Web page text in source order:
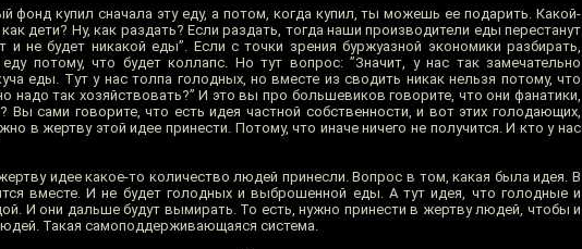
фонд купил сначала эту еду, а потом, когда купил, ты можешь ее подарить. Какой-
дети? Ну, как раздать? Если раздать, тогда наши производители еды перестанут
не будет никакой еды”. Если с точки зрения буржуазной экономики разбирать,
потому, что будет коллапс. Но тут вопрос: ”Значит, у нас так замечательно
еды. Тут у нас толпа голодных, но вместе из сводить никак нельзя потому, что
надо так хозяйствовать?” И это вы про большевиков говорите, что они фанатики,
сами говорите, что есть идея частной собственности, и вот этих голодающих,
в жертву этой идее принести. Потому, что иначе ничего не получится. И кто у нас
идее какое-то количество людей принесли. Вопрос в том, какая была идея. В
вместе. И не будет голодных и выброшенной еды. А тут идея, что голодные и
И они дальше будут вымирать. То есть, нужно принести в жертву людей, чтобы и
Такая самоподдерживающаяся система.